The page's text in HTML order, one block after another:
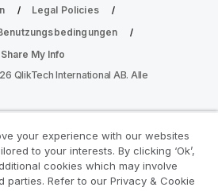
Legal Policies
My Info
QlikTech International AB. Alle
Analyse-
teil
your experience with our websites
to your interests. By clicking ‘Ok’,
cookies which may involve
parties. Refer to our Privacy & Cookie